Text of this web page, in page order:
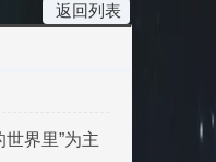
返回列表
界里”为主